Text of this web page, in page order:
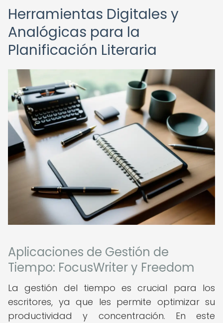
Herramientas Digitales y
Analógicas para la
Planificación Literaria
Aplicaciones de Gestión de
Tiempo: FocusWriter y Freedom
La gestión del tiempo es crucial para los
escritores, ya que les permite optimizar su
productividad y concentración. En este